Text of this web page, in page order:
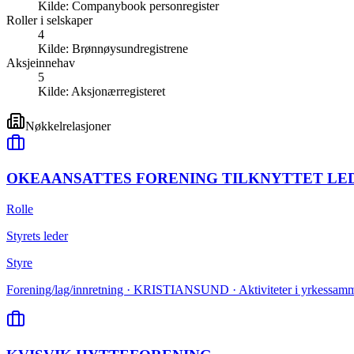
Kilde: Companybook personregister
Roller i selskaper
4
Kilde: Brønnøysundregistrene
Aksjeinnehav
5
Kilde: Aksjonærregisteret
Nøkkelrelasjoner
OKEAANSATTES FORENING TILKNYTTET
Rolle
Styrets leder
Styre
Forening/lag/innretning · KRISTIANSUND · Aktiviteter i